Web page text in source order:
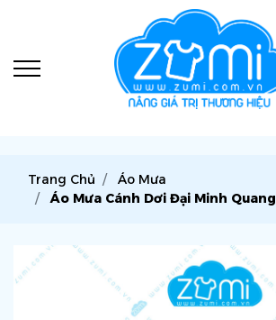
Trang Chủ
Áo Mưa
Áo Mưa Cánh Dơi Đại Minh Quang